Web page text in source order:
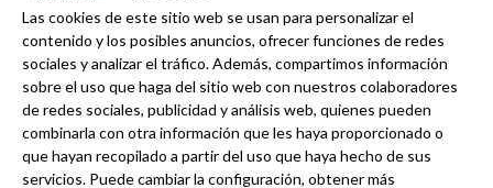
Las cookies de este sitio web se usan para personalizar el
contenido y los posibles anuncios, ofrecer funciones de redes
sociales y analizar el tráfico. Además, compartimos información
sobre el uso que haga del sitio web con nuestros colaboradores
de redes sociales, publicidad y análisis web, quienes pueden
combinarla con otra información que les haya proporcionado o
que hayan recopilado a partir del uso que haya hecho de sus
servicios. Puede cambiar la configuración, obtener más